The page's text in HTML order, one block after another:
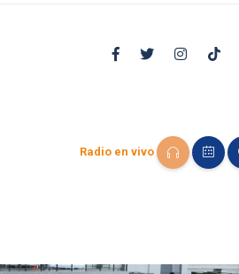
Radio en vivo